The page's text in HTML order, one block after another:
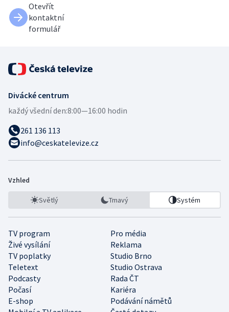
Otevřít
kontaktní
formulář
Divácké centrum
každý všední den:8:00—16:00 hodin
261 136 113
info@ceskatelevize.cz
Vzhled
Světlý Tmavý Systém
TV program
Pro média
Živé vysílání
Reklama
TV poplatky
Studio Brno
Teletext
Studio Ostrava
Podcasty
Rada ČT
Počasí
Kariéra
E-shop
Podávání námětů